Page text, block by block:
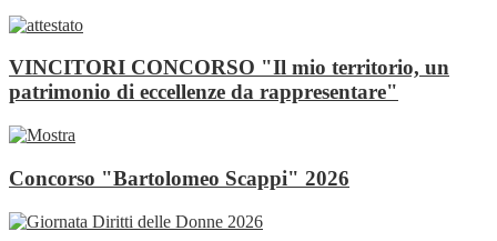
VINCITORI CONCORSO "Il mio territorio, un
patrimonio di eccellenze da rappresentare"
Concorso "Bartolomeo Scappi" 2026